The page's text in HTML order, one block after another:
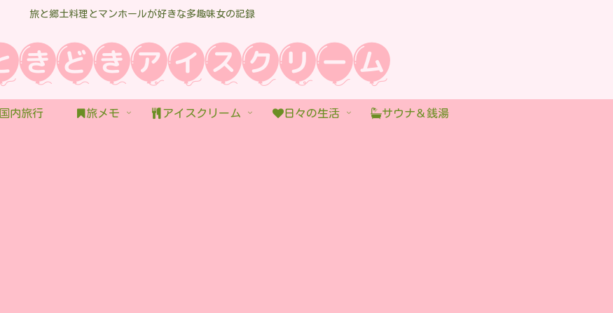
旅と郷土料理とマンホールが好きな多趣味女の記録
国内旅行 旅メモ アイスクリーム 日々の生活 サウナ＆銭湯